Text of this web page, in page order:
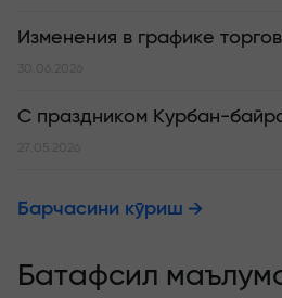
Изменения в графике
30.06.2026
С праздником Курбан-
27.05.2026
Барчасини кўриш
Батафсил